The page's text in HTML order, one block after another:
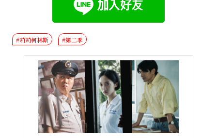
#莉莉柯林斯 #第二季